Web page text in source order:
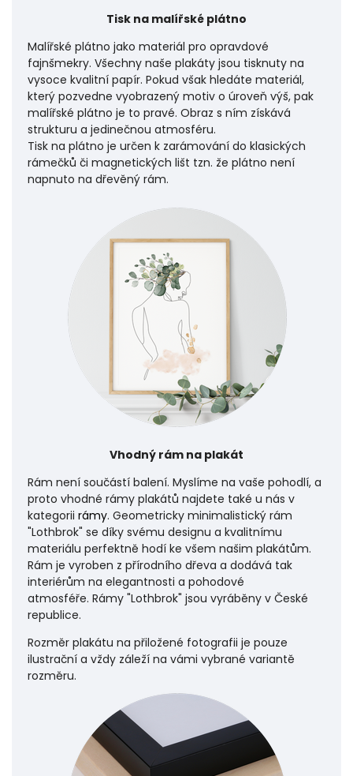
Tisk na malířské plátno
Malířské plátno jako materiál pro opravdové
fajnšmekry. Všechny naše plakáty jsou tisknuty na
vysoce kvalitní papír. Pokud však hledáte materiál,
který pozvedne vyobrazený motiv o úroveň výš, pak
malířské plátno je to pravé. Obraz s ním získává
strukturu a jedinečnou atmosféru.
Tisk na plátno je určen k zarámování do klasických
rámečků či magnetických lišt tzn. že plátno není
napnuto na dřevěný rám.
Vhodný rám na plakát
Rám není součástí balení. Myslíme na vaše pohodlí, a
proto vhodné rámy plakátů najdete také u nás v
kategorii rámy. Geometricky minimalistický rám
"Lothbrok" se díky svému designu a kvalitnímu
materiálu perfektně hodí ke všem našim plakátům.
Rám je vyroben z přírodního dřeva a dodává tak
interiérům na elegantnosti a pohodové
atmosféře. Rámy "Lothbrok" jsou vyráběny v České
republice.
Rozměr plakátu na přiložené fotografii je pouze
ilustrační a vždy záleží na vámi vybrané variantě
rozměru.